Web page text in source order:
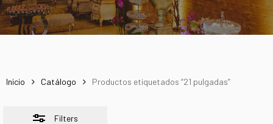
Inicio Catálogo Productos etiquetados “21 pulgadas”
Filters